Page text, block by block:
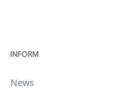
INFORM
News